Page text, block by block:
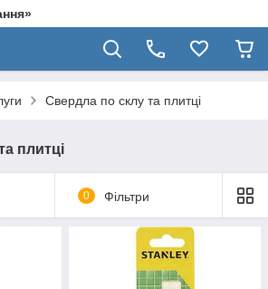
Свердла по склу та плитці
плитці
0 Фільтри